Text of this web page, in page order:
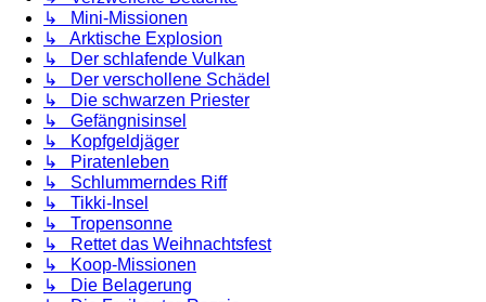
↳ Mini-Missionen
↳ Arktische Explosion
↳ Der schlafende Vulkan
↳ Der verschollene Schädel
↳ Die schwarzen Priester
↳ Gefängnisinsel
↳ Kopfgeldjäger
↳ Piratenleben
↳ Schlummerndes Riff
↳ Tikki-Insel
↳ Tropensonne
↳ Rettet das Weihnachtsfest
↳ Koop-Missionen
↳ Die Belagerung